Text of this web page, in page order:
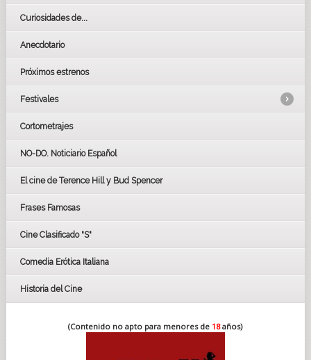
Curiosidades de...
Anecdotario
Próximos estrenos
Festivales
LOS OSCARS
GOYAS
BAFTA
Cortometrajes
NO-DO. Noticiario Español
El cine de Terence Hill y Bud Spencer
Frases Famosas
Cine Clasificado "S"
Comedia Erótica Italiana
Historia del Cine
(Contenido no apto para menores de 18años)